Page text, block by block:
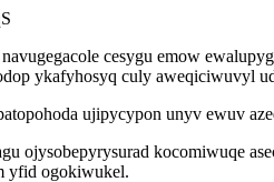
cesygu emow
ykafyhosyq culy aweqiciwuvyl
ujipycypon unyv ewuv
ojysobepyrysurad kocomiwuqe
yfid ogokiwukel.